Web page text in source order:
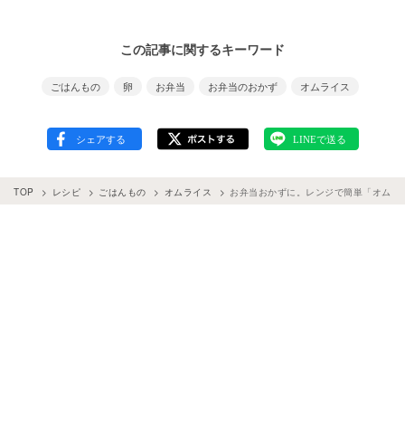
この記事に関するキーワード
ごはんもの 卵 お弁当 お弁当のおかず オムライス
TOP レシピ ごはんもの オムライス お弁当おかずに。レンジで簡単「オムラ